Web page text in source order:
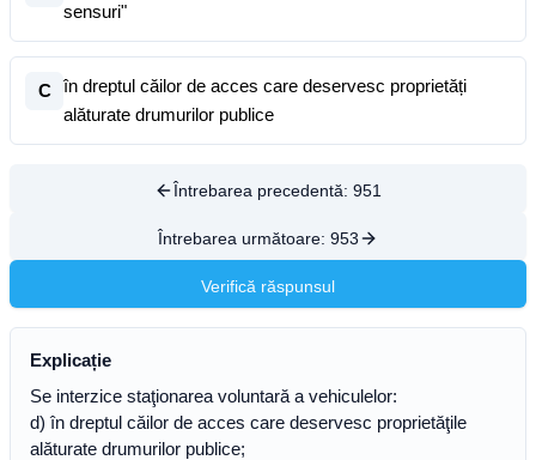
sensuri"
C
în dreptul căilor de acces care deservesc proprietăți
alăturate drumurilor publice
Întrebarea precedentă: 951
Întrebarea următoare: 953
Verifică răspunsul
Explicație
Se interzice staţionarea voluntară a vehiculelor:
d) în dreptul căilor de acces care deservesc proprietăţile
alăturate drumurilor publice;